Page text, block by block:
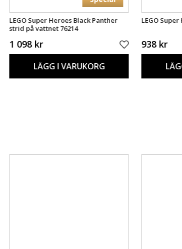
LEGO Super Heroes Black Panther
strid på vattnet 76214
1 098 kr
LÄGG I VARUKORG
LEGO Super
938 kr